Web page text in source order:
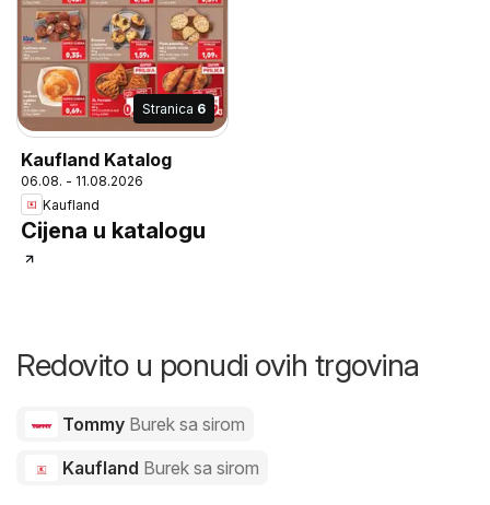
Stranica 6
Kaufland Katalog
06.08. - 11.08.2026
Kaufland
Cijena u katalogu
Redovito u ponudi ovih trgovina
Tommy Burek sa sirom
Kaufland Burek sa sirom